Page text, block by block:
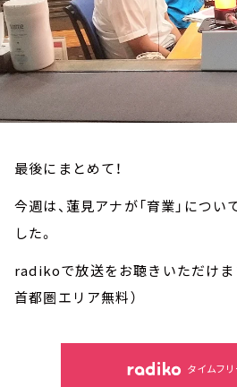
最後にまとめて！
今週は、蓮見アナが「育業」につ
した。
radikoで放送をお聴きいただけま
首都圏エリア無料）
タイムフリ